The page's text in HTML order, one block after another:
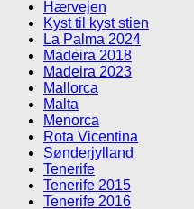
Hærvejen
Kyst til kyst stien
La Palma 2024
Madeira 2018
Madeira 2023
Mallorca
Malta
Menorca
Rota Vicentina
Sønderjylland
Tenerife
Tenerife 2015
Tenerife 2016